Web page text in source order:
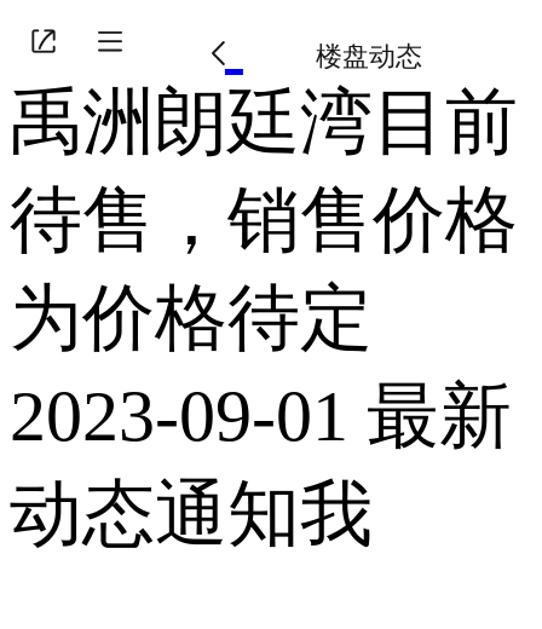
楼盘动态
禹洲朗廷湾目前
待售，销售价格
为价格待定
2023-09-01 最新
动态通知我